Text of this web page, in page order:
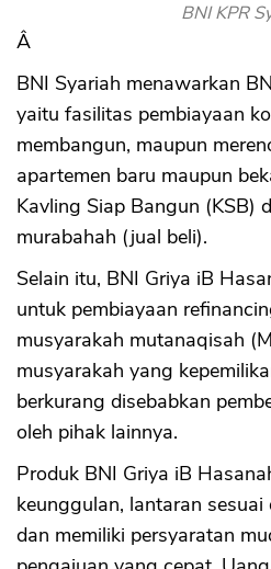
BNI KPR
Â
BNI Syariah menawarkan
yaitu fasilitas pembiayaan
membangun, maupun
apartemen baru maupun
Kavling Siap Bangun (KSB)
murabahah (jual beli).
Selain itu, BNI Griya iB
untuk pembiayaan
musyarakah mutanaqisah
musyarakah yang
berkurang disebabkan
oleh pihak lainnya.
Produk BNI Griya iB
keunggulan, lantaran
dan memiliki persyaratan